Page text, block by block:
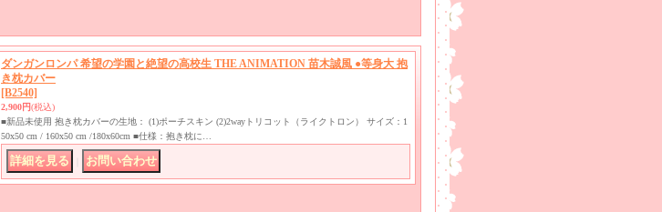
ダンガンロンパ 希望の学園と絶望の高校生 THE ANIMATION 苗木誠風 ●等身大 抱
き枕カバー
[B2540]
2,900円(税込)
■新品未使用 抱き枕カバーの生地： (1)ポーチスキン (2)2wayトリコット（ライクトロン） サイズ：1
50x50 cm / 160x50 cm /180x60cm ■仕様：抱き枕に…